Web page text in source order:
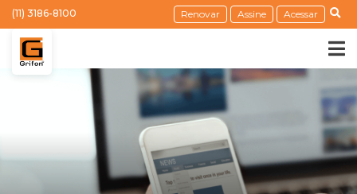
(11) 3186-8100 Renovar Assine Acessar